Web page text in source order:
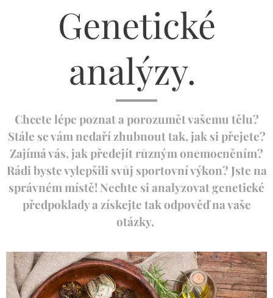
Genetické
analýzy.
Chcete lépe poznat a porozumět vašemu tělu?
Stále se vám nedaří zhubnout tak, jak si přejete?
Zajímá vás, jak předejít různým onemocněním?
Rádi byste vylepšili svůj sportovní výkon? Jste na
správném místě! Nechte si analyzovat genetické
předpoklady a získejte tak odpověď na vaše
otázky.